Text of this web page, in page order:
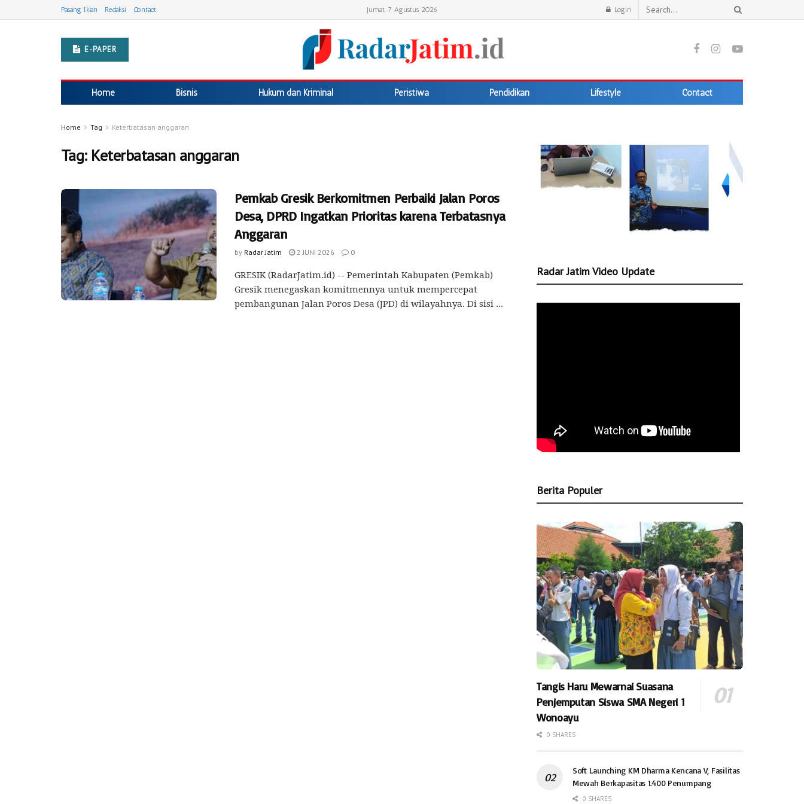
Pasang Iklan Redaksi Contact Jumat, 7 Agustus 2026 Login
E-PAPER
Home Bisnis Hukum dan Kriminal Peristiwa Pendidikan Lifestyle Contact
Home Tag Keterbatasan anggaran
Tag: Keterbatasan anggaran
Pemkab Gresik Berkomitmen Perbaiki Jalan Poros
Desa, DPRD Ingatkan Prioritas karena Terbatasnya
Anggaran
by Radar Jatim 2 JUNI 2026 0
GRESIK (RadarJatim.id) -- Pemerintah Kabupaten (Pemkab)
Gresik menegaskan komitmennya untuk mempercepat
pembangunan Jalan Poros Desa (JPD) di wilayahnya. Di sisi ...
Radar Jatim Video Update
Berita Populer
Tangis Haru Mewarnai Suasana
Penjemputan Siswa SMA Negeri 1
Wonoayu
0 SHARES
Soft Launching KM Dharma Kencana V, Fasilitas
Mewah Berkapasitas 1.400 Penumpang
0 SHARES